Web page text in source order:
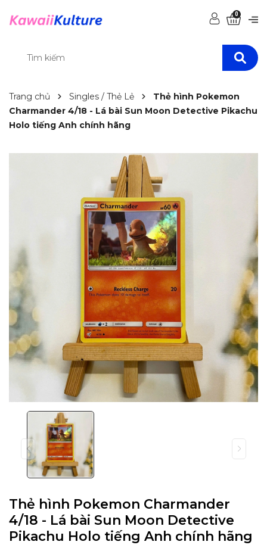
0
Trang chủ Singles / Thẻ Lẻ
Thẻ hình Pokemon
Charmander 4/18 - Lá bài Sun Moon Detective Pikachu
Holo tiếng Anh chính hãng
Thẻ hình Pokemon Charmander
4/18 - Lá bài Sun Moon Detective
Pikachu Holo tiếng Anh chính hãng